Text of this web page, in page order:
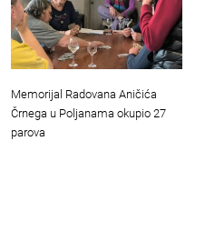
Memorijal Radovana Aničića
Črnega u Poljanama okupio 27
parova